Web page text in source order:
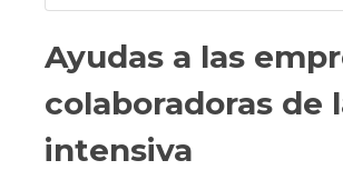
Ayudas a las
colaboradoras de
intensiva